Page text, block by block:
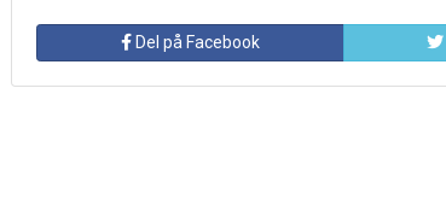
Del på Facebook